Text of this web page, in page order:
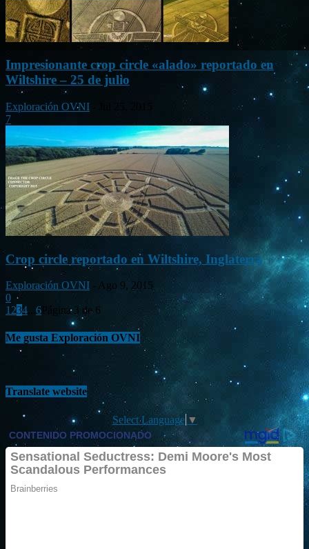
Impresionante crop circle «alado» reportado en
Wiltshire – 25 de julio
Exploración OVNI
7
Crop circle reportado en Wiltshire, Inglaterra
Exploración OVNI - Ago 9, 2015
0
1234 6 Página 3 de 6
Me gusta Exploración OVNI
Translate website
Select Language ▼